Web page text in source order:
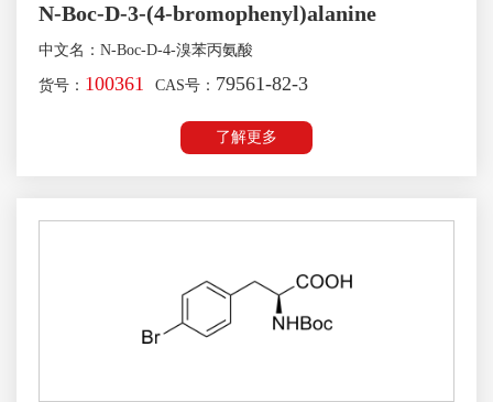
N-Boc-D-3-(4-bromophenyl)alanine
中文名：N-Boc-D-4-溴苯丙氨酸
货号： 100361 CAS号： 79561-82-3
了解更多